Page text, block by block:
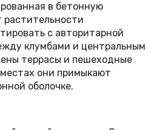
в бетонную
растительности
с авторитарной
клумбами и центральным
террасы и пешеходные
они примыкают
оболочке.